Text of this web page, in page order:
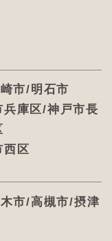
市/明石市
庫区/神戸市長
西区
市/高槻市/摂津